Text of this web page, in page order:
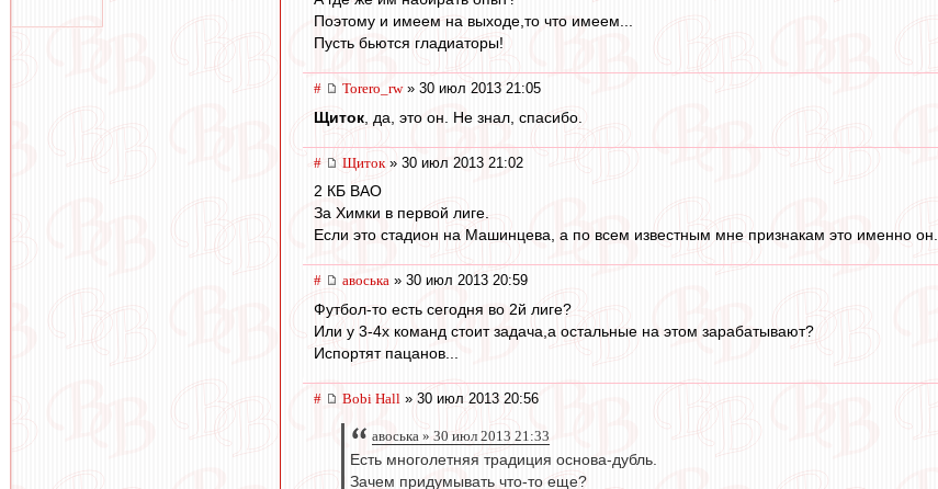
Поэтому и имеем на выходе,то что имеем...
Пусть бьются гладиаторы!
# Torero_rw» 30 июл 2013 21:05
Щиток , да, это он. Не знал, спасибо.
# Щиток » 30 июл 2013 21:02
2 КБ ВАО
За Химки в первой лиге.
Если это стадион на Машинцева, а по всем известным мне признакам это именно он.
# авоська » 30 июл 2013 20:59
Футбол-то есть сегодня во 2й лиге?
Или у 3-4х команд стоит задача,а остальные на этом зарабатывают?
Испортят пацанов...
# Bobi Hall » 30 июл 2013 20:56
авоська » 30 июл 2013 21:33
Есть многолетняя традиция основа-дубль.
Зачем придумывать что-то еще?